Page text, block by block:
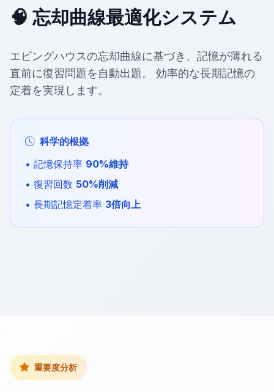
🧠 忘却曲線最適化システム
エビングハウスの忘却曲線に基づき、記憶が薄れる
直前に復習問題を自動出題。 効率的な長期記憶の
定着を実現します。
科学的根拠
• 記憶保持率 90%維持
• 復習回数 50%削減
• 長期記憶定着率 3倍向上
重要度分析